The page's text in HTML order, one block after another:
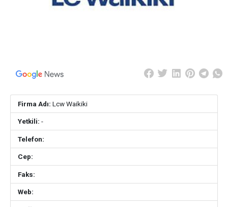
Firma Adı: Lcw Waikiki
Yetkili: -
Telefon:
Cep:
Faks:
Web: